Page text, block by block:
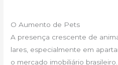
O Aumento de Pets
A presença crescente de
lares, especialmente em
o mercado imobiliário